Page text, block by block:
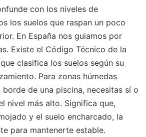
con los niveles de
los suelos que raspan un poco
En España nos guiamos por
Existe el Código Técnico de la
clasifica los suelos según su
Para zonas húmedas
de una piscina, necesitas sí o
nivel más alto. Significa que,
y el suelo encharcado, la
para mantenerte estable.